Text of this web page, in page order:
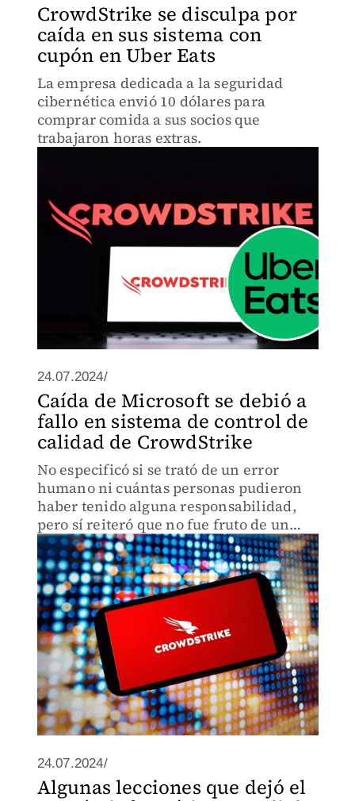
CrowdStrike se disculpa por
caída en sus sistema con
cupón en Uber Eats
La empresa dedicada a la seguridad
cibernética envió 10 dólares para
comprar comida a sus socios que
trabajaron horas extras.
24.07.2024/
Caída de Microsoft se debió a
fallo en sistema de control de
calidad de CrowdStrike
No especificó si se trató de un error
humano ni cuántas personas pudieron
haber tenido alguna responsabilidad,
pero sí reiteró que no fue fruto de un
ciberataque.
24.07.2024/
Algunas lecciones que dejó el